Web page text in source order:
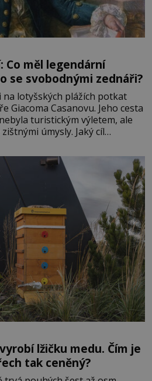
Co měl legendární
se svobodnými zednáři?
na lotyšských plážích potkat
Giacoma Casanovu. Jeho cesta
turistickým výletem, ale
úmysly. Jaký cíl
v Pobaltí kontaktoval tamní
oblasti žádným nováčkem,
lžičku medu. Čím je
tak ceněný?